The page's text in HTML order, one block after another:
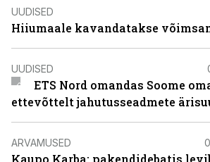
UUDISED
Hiiumaale kavandatakse
UUDISED
ETS Nord omandas Soome
ettevõttelt jahutusseadmete
ARVAMUSED
Kaupo Karba: pakendidebatis